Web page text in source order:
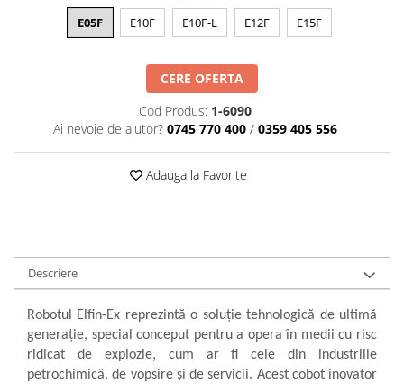
Echipamente pentru industria
Senzori fără fir (Wireless)
Senzori cu fir (Wired)
Senzori seismici
PC, Laptop, Tablete
Computere Industriale
Tablete Industriale
Laptopuri Industriale
Robotică
Servicii
E05F E10F E10F-L E12F E15F
CERE OFERTA
Cod Produs: 1-6090
Ai nevoie de ajutor? 0745 770 400 / 0359 405 556
Adauga la Favorite
Descriere
Robotul Elfin-Ex reprezintă o soluție tehnologică de ultimă
generație, special conceput pentru a opera în medii cu risc
ridicat de explozie, cum ar fi cele din industriile
petrochimică, de vopsire și de servicii. Acest cobot inovator